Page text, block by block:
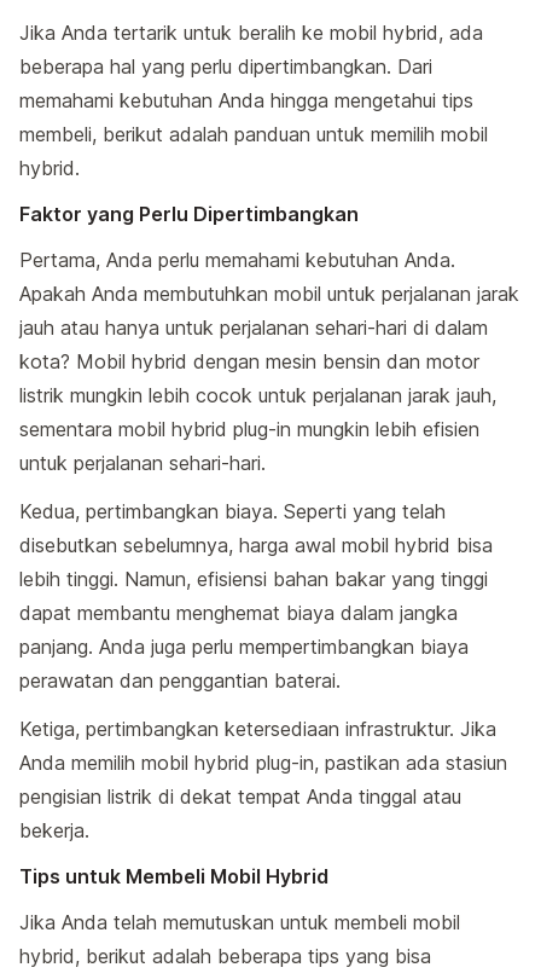
Jika Anda tertarik untuk beralih ke mobil hybrid, ada
beberapa hal yang perlu dipertimbangkan. Dari
memahami kebutuhan Anda hingga mengetahui tips
membeli, berikut adalah panduan untuk memilih mobil
hybrid.
Faktor yang Perlu Dipertimbangkan
Pertama, Anda perlu memahami kebutuhan Anda.
Apakah Anda membutuhkan mobil untuk perjalanan jarak
jauh atau hanya untuk perjalanan sehari-hari di dalam
kota? Mobil hybrid dengan mesin bensin dan motor
listrik mungkin lebih cocok untuk perjalanan jarak jauh,
sementara mobil hybrid plug-in mungkin lebih efisien
untuk perjalanan sehari-hari.
Kedua, pertimbangkan biaya. Seperti yang telah
disebutkan sebelumnya, harga awal mobil hybrid bisa
lebih tinggi. Namun, efisiensi bahan bakar yang tinggi
dapat membantu menghemat biaya dalam jangka
panjang. Anda juga perlu mempertimbangkan biaya
perawatan dan penggantian baterai.
Ketiga, pertimbangkan ketersediaan infrastruktur. Jika
Anda memilih mobil hybrid plug-in, pastikan ada stasiun
pengisian listrik di dekat tempat Anda tinggal atau
bekerja.
Tips untuk Membeli Mobil Hybrid
Jika Anda telah memutuskan untuk membeli mobil
hybrid, berikut adalah beberapa tips yang bisa